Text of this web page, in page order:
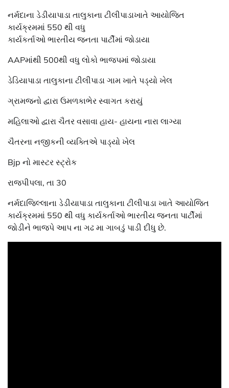
નર્મદાના ડેડીયાપાડા તાલુકાના ટીલીપાડાખાતે આયોજિત
કાર્યક્રમમાં 550 થી વધુ
કાર્યકર્તાઓ ભારતીય જનતા પાર્ટીમાં જોડાયા
AAPમાંથી 500થી વધુ લોકો ભાજપમાં જોડાયા
ડેડિયાપાડા તાલુકાના ટીલીપાડા ગામ ખાતે પડ્યો ખેલ
ગ્રામજનો દ્વારા ઉમળકાભેર સ્વાગત કરાયું
મહિલાઓ દ્વારા ચૈતર વસાવા હાય- હાયના નારા લાગ્યા
ચૈતરના નજીકની વ્યક્તિએ પાડ્યો ખેલ
Bjp નો માસ્ટર સ્ટ્રોક
રાજપીપલા, તા 30
નર્મદાજિલ્લાના ડેડીયાપાડા તાલુકાના ટીલીપાડા ખાતે આયોજિત
કાર્યક્રમમાં 550 થી વધુ કાર્યકર્તાઓ ભારતીય જનતા પાર્ટીમાં
જોડીને ભાજપે આપ ના ગઢ મા ગાબડું પાડી દીધુ છે.